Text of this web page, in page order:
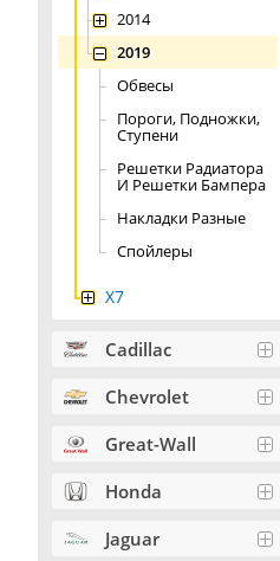
2014
2019
Обвесы
Пороги, Подножки,
Ступени
Решетки Радиатора
И Решетки Бампера
Накладки Разные
Спойлеры
X7
Cadillac
Chevrolet
Great-Wall
Honda
Jaguar